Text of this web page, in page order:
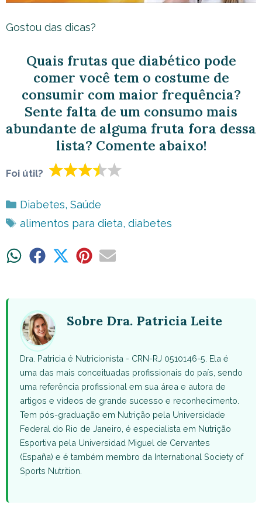
Gostou das dicas?
Quais frutas que diabético pode
comer você tem o costume de
consumir com maior frequência?
Sente falta de um consumo mais
abundante de alguma fruta fora dessa
lista? Comente abaixo!
Foi útil?
Categorias
Diabetes, Saúde
Tags
alimentos para dieta, diabetes
ShareShare ShareShareShare
Sobre Dra. Patricia Leite
Dra. Patricia é Nutricionista - CRN-RJ 0510146-5. Ela é
uma das mais conceituadas profissionais do país, sendo
uma referência profissional em sua área e autora de
artigos e vídeos de grande sucesso e reconhecimento.
Tem pós-graduação em Nutrição pela Universidade
Federal do Rio de Janeiro, é especialista em Nutrição
Esportiva pela Universidad Miguel de Cervantes
(España) e é também membro da International Society of
Sports Nutrition.